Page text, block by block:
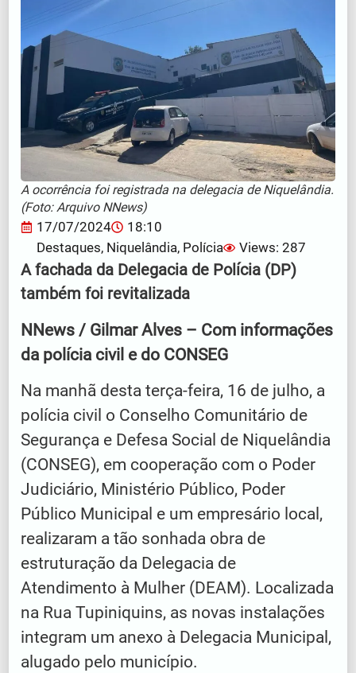
A ocorrência foi registrada na delegacia de Niquelândia.
(Foto: Arquivo NNews)
17/07/2024
18:10
Destaques, Niquelândia, Polícia Views: 287
A fachada da Delegacia de Polícia (DP)
também foi revitalizada
NNews / Gilmar Alves – Com informações
da polícia civil e do CONSEG
Na manhã desta terça-feira, 16 de julho, a
polícia civil o Conselho Comunitário de
Segurança e Defesa Social de Niquelândia
(CONSEG), em cooperação com o Poder
Judiciário, Ministério Público, Poder
Público Municipal e um empresário local,
realizaram a tão sonhada obra de
estruturação da Delegacia de
Atendimento à Mulher (DEAM). Localizada
na Rua Tupiniquins, as novas instalações
integram um anexo à Delegacia Municipal,
alugado pelo município.